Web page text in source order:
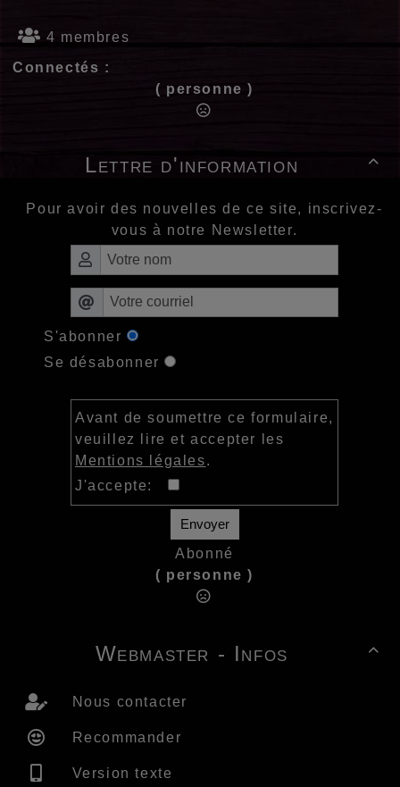
4 membres
Connectés :
( personne )

Lettre d'information
Pour avoir des nouvelles de ce site, inscrivez-
vous à notre Newsletter.
S'abonner
Se désabonner
Avant de soumettre ce formulaire,
veuillez lire et accepter les
Mentions légales.
J'accepte:
Envoyer
Abonné
( personne )

Webmaster - Infos
Nous contacter
Recommander
Version texte